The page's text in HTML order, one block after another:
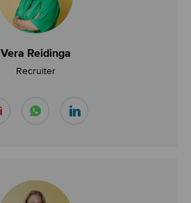
Vera Reidinga
Recruiter